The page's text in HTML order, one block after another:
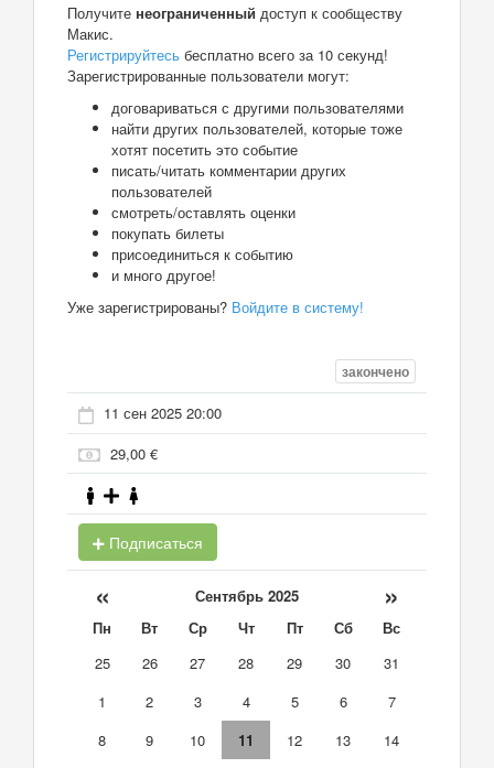
Получите неограниченный доступ к сообществу
Макис.
Регистрируйтесь бесплатно всего за 10 секунд!
Зарегистрированные пользователи могут:
договариваться с другими пользователями
найти других пользователей, которые тоже
хотят посетить это событие
писать/читать комментарии других
пользователей
смотреть/оставлять оценки
покупать билеты
присоединиться к событию
и много другое!
Уже зарегистрированы? Войдите в систему!
закончено
11 сен 2025 20:00
29,00 €
Подписаться
« Сентябрь 2025 »
Пн Вт Ср Чт Пт Сб
Вс
25
26 27 28 29 30
31
1
2 3 4 5 6
7
8
9 10 11 12 13
14